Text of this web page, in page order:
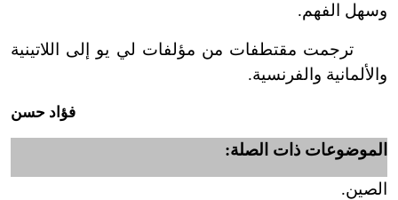
وسهل الفهم.
ترجمت مقتطفات من مؤلفات لي يو إلى اللاتينية
والألمانية والفرنسية.
فؤاد حسن
الموضوعات ذات الصلة:
الصين.